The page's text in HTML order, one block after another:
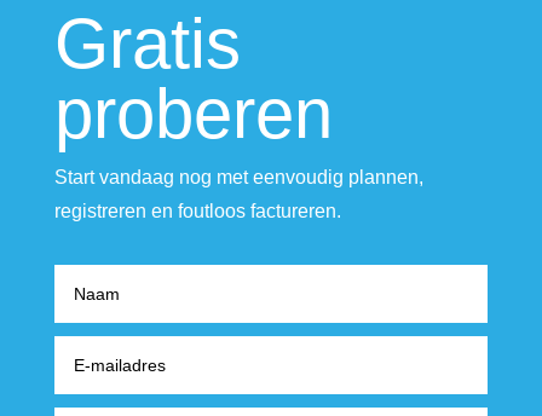
Gratis
proberen
Start vandaag nog met eenvoudig plannen,
registreren en foutloos factureren.